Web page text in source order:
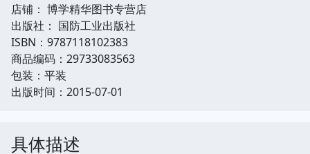
店铺： 博学精华图书专营店
出版社： 国防工业出版社
ISBN：9787118102383
商品编码：29733083563
包装：平装
出版时间：2015-07-01
具体描述